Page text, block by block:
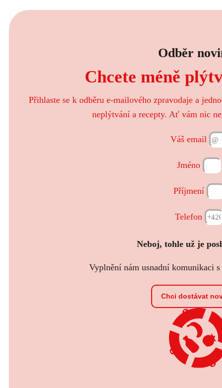
Odběr
Chcete méně
Přihlaste se k odběru e-mailového zpravodaje a
neplýtvání a recepty. Ať vám nic
Váš email
Jméno
Příjmení
Telefon
Neboj, tohle už je
Vyplnění nám usnadní komunikaci
Chci dostávat